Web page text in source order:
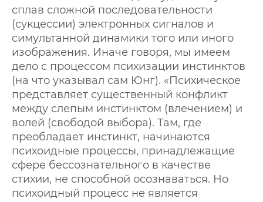
сплав сложной последовательности
(сукцессии) электронных сигналов и
симультанной динамики того или иного
изображения. Иначе говоря, мы имеем
дело с процессом психизации инстинктов
(на что указывал сам Юнг). «Психическое
представляет существенный конфликт
между слепым инстинктом (влечением) и
волей (свободой выбора). Там, где
преобладает инстинкт, начинаются
психоидные процессы, принадлежащие
сфере бессознательного в качестве
стихии, не способной осознаваться. Но
психоидный процесс не является